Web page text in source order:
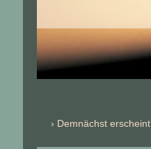
Demnächst erscheint